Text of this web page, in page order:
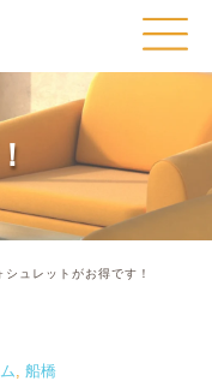
ュレットがお得です！
, 船橋